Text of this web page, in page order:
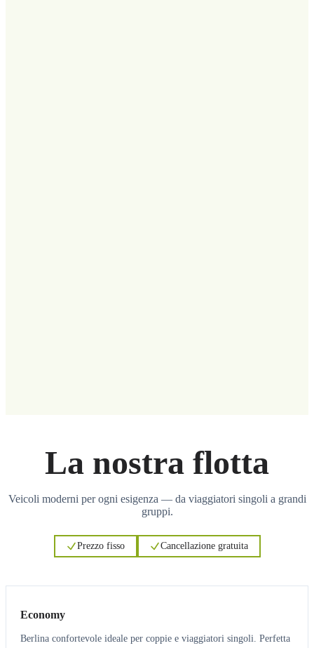
La nostra flotta
Veicoli moderni per ogni esigenza — da viaggiatori singoli a grandi
gruppi.
Prezzo fisso Cancellazione gratuita
Economy
Berlina confortevole ideale per coppie e viaggiatori singoli. Perfetta